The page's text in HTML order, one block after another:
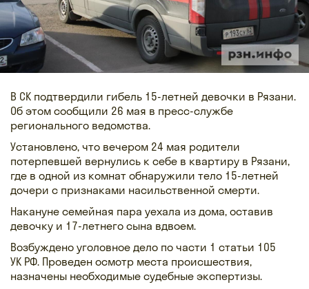
В СК подтвердили гибель 15-летней девочки в Рязани.
Об этом сообщили 26 мая в пресс-службе
регионального ведомства.
Установлено, что вечером 24 мая родители
потерпевшей вернулись к себе в квартиру в Рязани,
где в одной из комнат обнаружили тело 15-летней
дочери с признаками насильственной смерти.
Накануне семейная пара уехала из дома, оставив
девочку и 17-летнего сына вдвоем.
Возбуждено уголовное дело по части 1 статьи 105
УК РФ. Проведен осмотр места происшествия,
назначены необходимые судебные экспертизы.